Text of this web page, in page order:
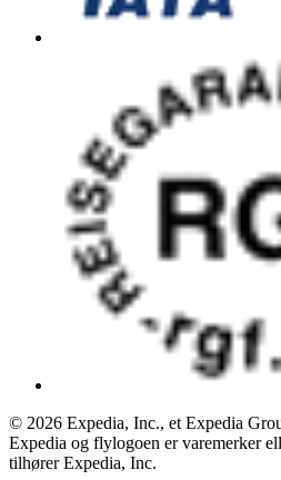
© 2026 Expedia, Inc., et Expedia
Expedia og flylogoen er varemerker
tilhører Expedia, Inc.